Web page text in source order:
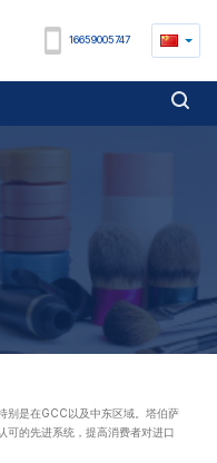
16659005747
别是在GCC以及中东区域。塔伯萨
可的先进系统，提高消费者对进口